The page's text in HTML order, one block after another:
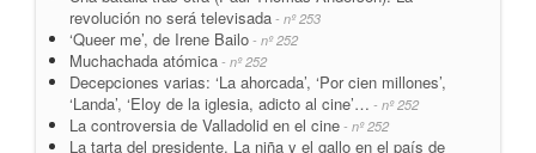
revolución no será televisada - nº 253
‘Queer me’, de Irene Bailo - nº 252
Muchachada atómica - nº 252
Decepciones varias: ‘La ahorcada’, ‘Por cien millones’,
‘Landa’, ‘Eloy de la iglesia, adicto al cine’… - nº 252
La controversia de Valladolid en el cine - nº 252
La tarta del presidente. La niña y el gallo en el país de